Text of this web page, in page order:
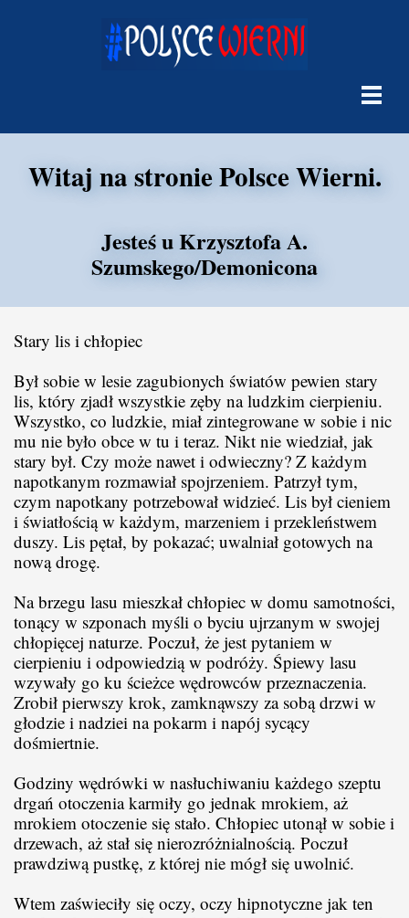
Witaj na stronie Polsce Wierni.
Jesteś u Krzysztofa A.
Szumskego/Demonicona
Stary lis i chłopiec
Był sobie w lesie zagubionych światów pewien stary
lis, który zjadł wszystkie zęby na ludzkim cierpieniu.
Wszystko, co ludzkie, miał zintegrowane w sobie i nic
mu nie było obce w tu i teraz. Nikt nie wiedział, jak
stary był. Czy może nawet i odwieczny? Z każdym
napotkanym rozmawiał spojrzeniem. Patrzył tym,
czym napotkany potrzebował widzieć. Lis był cieniem
i światłością w każdym, marzeniem i przekleństwem
duszy. Lis pętał, by pokazać; uwalniał gotowych na
nową drogę.
Na brzegu lasu mieszkał chłopiec w domu samotności,
tonący w szponach myśli o byciu ujrzanym w swojej
chłopięcej naturze. Poczuł, że jest pytaniem w
cierpieniu i odpowiedzią w podróży. Śpiewy lasu
wzywały go ku ścieżce wędrowców przeznaczenia.
Zrobił pierwszy krok, zamknąwszy za sobą drzwi w
głodzie i nadziei na pokarm i napój sycący
dośmiertnie.
Godziny wędrówki w nasłuchiwaniu każdego szeptu
drgań otoczenia karmiły go jednak mrokiem, aż
mrokiem otoczenie się stało. Chłopiec utonął w sobie i
drzewach, aż stał się nierozróżnialnością. Poczuł
prawdziwą pustkę, z której nie mógł się uwolnić.
Wtem zaświeciły się oczy, oczy hipnotyczne jak ten